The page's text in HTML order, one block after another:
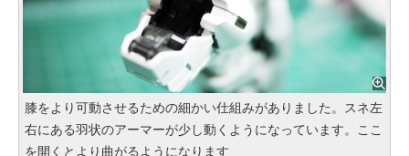
膝をより可動させるための細かい仕組みがありました。スネ左
右にある羽状のアーマーが少し動くようになっています。ここ
を開くとより曲がるようになります